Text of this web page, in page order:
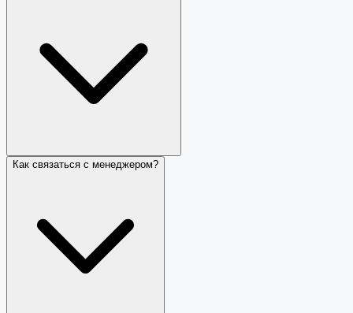
Как связаться с менеджером?